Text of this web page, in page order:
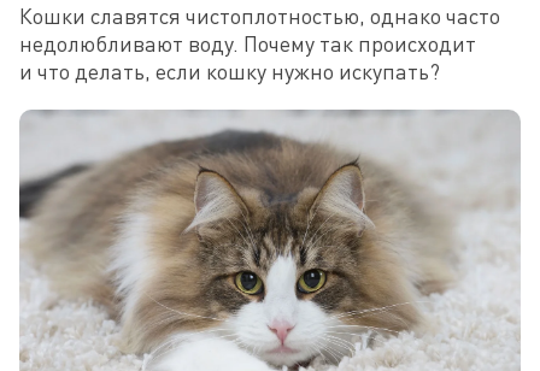
Кошки славятся чистоплотностью, однако часто
недолюбливают воду. Почему так происходит
и что делать, если кошку нужно искупать?